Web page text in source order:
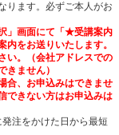
ります。必ずご本人がお
」画面にて「★受講案内
をお送りいたします。
い。（会社アドレスでの
ません）
合、お申込みはできませ
できない方はお申込みは
注をかけた日から最短